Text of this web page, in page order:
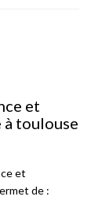
et
toulouse
et
de :